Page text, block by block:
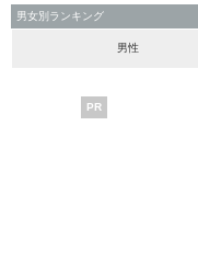
男女別ランキング
男性
PR